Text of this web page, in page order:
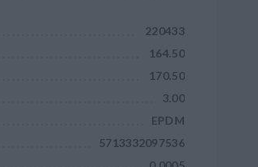
220433
164.50
170.50
3.00
EPDM
5713332097536